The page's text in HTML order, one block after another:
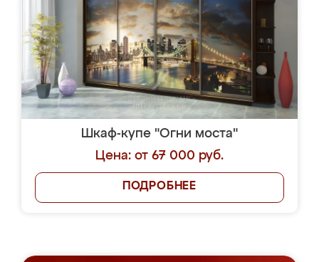
Шкаф-купе "Огни моста"
Цена: от 67 000 руб.
ПОДРОБНЕЕ